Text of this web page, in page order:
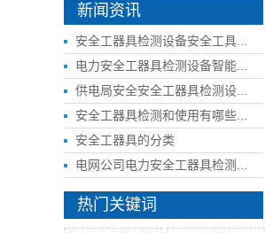
新闻资讯
安全工器具检测设备安全工具...
电力安全工器具检测设备智能...
供电局安全安全工器具检测设...
安全工器具检测和使用有哪些...
安全工器具的分类
电网公司电力安全工器具检测...
热门关键词